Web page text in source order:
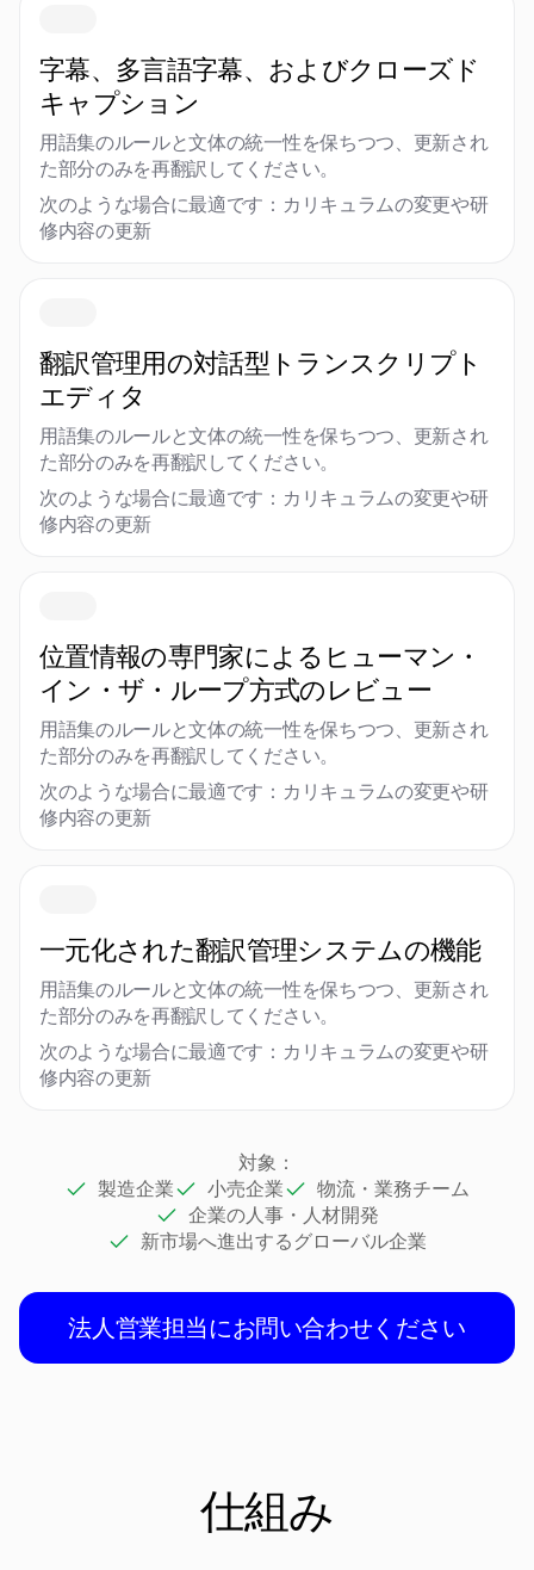
字幕、多言語字幕、およびクローズド
キャプション
用語集のルールと文体の統一性を保ちつつ、更新され
た部分のみを再翻訳してください。
次のような場合に最適です：カリキュラムの変更や研
修内容の更新
翻訳管理用の対話型トランスクリプト
エディタ
用語集のルールと文体の統一性を保ちつつ、更新され
た部分のみを再翻訳してください。
次のような場合に最適です：カリキュラムの変更や研
修内容の更新
位置情報の専門家によるヒューマン・
イン・ザ・ループ方式のレビュー
用語集のルールと文体の統一性を保ちつつ、更新され
た部分のみを再翻訳してください。
次のような場合に最適です：カリキュラムの変更や研
修内容の更新
一元化された翻訳管理システムの機能
用語集のルールと文体の統一性を保ちつつ、更新され
た部分のみを再翻訳してください。
次のような場合に最適です：カリキュラムの変更や研
修内容の更新
対象：
製造企業
小売企業
物流・業務チーム
企業の人事・人材開発
新市場へ進出するグローバル企業
法人営業担当にお問い合わせください
仕組み